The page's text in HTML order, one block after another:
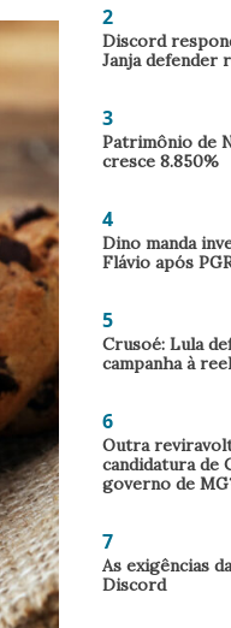
2
Discord
Janja defender
3
Patrimônio de
cresce 8.850%
4
Dino manda
Flávio após
5
Crusoé: Lula
campanha à
6
Outra
candidatura de
governo de
7
As exigências
Discord